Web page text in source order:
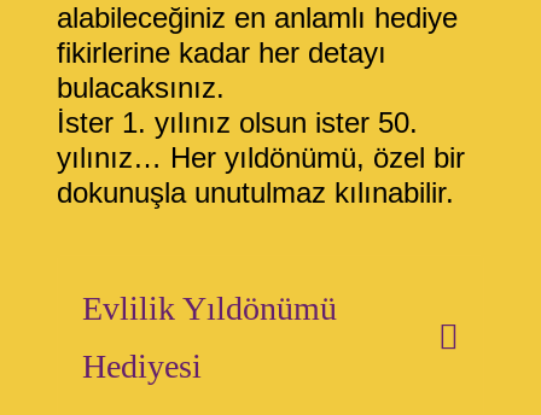
alabileceğiniz en anlamlı hediye
fikirlerine kadar her detayı
bulacaksınız.
İster 1. yılınız olsun ister 50.
yılınız… Her yıldönümü, özel bir
dokunuşla unutulmaz kılınabilir.
Evlilik Yıldönümü
Hediyesi